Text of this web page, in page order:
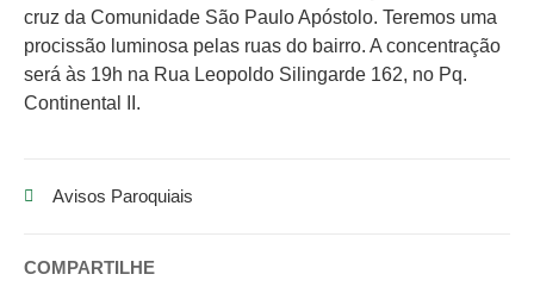
cruz da Comunidade São Paulo Apóstolo. Teremos uma
procissão luminosa pelas ruas do bairro. A concentração
será às 19h na Rua Leopoldo Silingarde 162, no Pq.
Continental II.
Avisos Paroquiais
COMPARTILHE